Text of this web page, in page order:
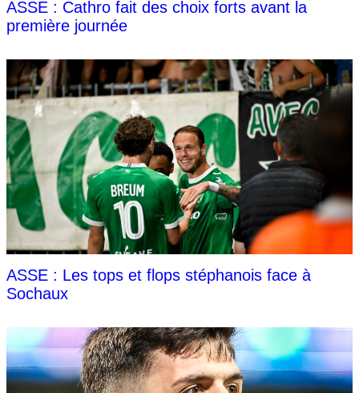
ASSE : Cathro fait des choix forts avant la
première journée
ASSE : Les tops et flops stéphanois face à
Sochaux